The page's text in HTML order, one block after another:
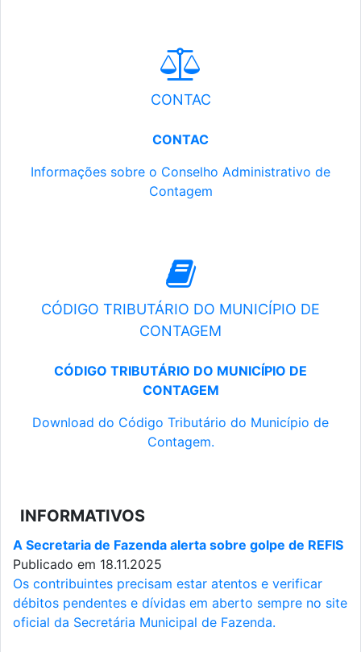
CONTAC
CONTAC
Informações sobre o Conselho Administrativo de
Contagem
CÓDIGO TRIBUTÁRIO DO MUNICÍPIO DE
CONTAGEM
CÓDIGO TRIBUTÁRIO DO MUNICÍPIO DE
CONTAGEM
Download do Código Tributário do Município de
Contagem.
INFORMATIVOS
A Secretaria de Fazenda alerta sobre golpe de REFIS
Publicado em 18.11.2025
Os contribuintes precisam estar atentos e verificar
débitos pendentes e dívidas em aberto sempre no site
oficial da Secretária Municipal de Fazenda.